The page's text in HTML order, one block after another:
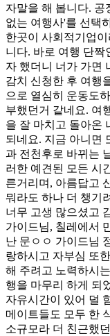
자말을 해 봅니다. 공
없는 여행사'를 선택
한곳이 사회적기업
니다. 바로 여행 단
자 했더니 너가 가면
감치 신청한 후 여행
으로 열심히 운동도
부했던거 같네요. 여
을 잘 마치고 돌아온
되네요. 지금 아니면
과 전천후로 바뀌는
러한 예견된 모든 시
른거리며, 아름답고
뭐라도 하나 더 챙기
너무 고생 많으셨고
가이드님, 칠레에서
난 문ㅇㅇ 가이드님
랑하시고 자부심 또
해 주려고 노력하시
행을 마무리 하게 되
자유시간이 있어 덜
메이트들도 모두 한
소규모라 더 친근했